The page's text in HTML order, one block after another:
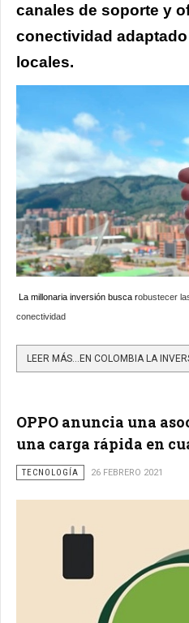
canales de soporte y
conectividad
locales.
La millonaria inversión busca robustecer
conectividad
OPPO anuncia una
una carga rápida en
TECNOLOGÍA 26 FEBRERO 2021